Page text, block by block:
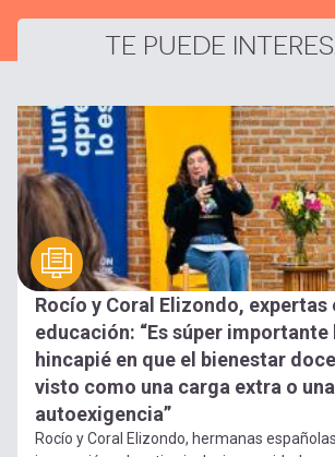
TE PUEDE
Rocío y Coral Elizondo, expertas
educación: “Es súper importante
hincapié en que el bienestar
visto como una carga extra o una
autoexigencia”
Rocío y Coral Elizondo, hermanas